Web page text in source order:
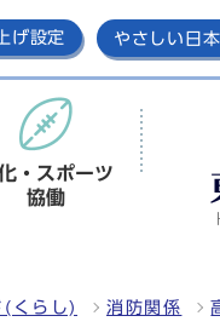
げ設定 やさしい日
・スポーツ
協働
(くらし) 消防関係